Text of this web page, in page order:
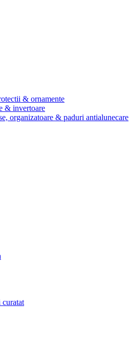
& ornamente
& invertoare
organizatoare & paduri antialunecare
curatat